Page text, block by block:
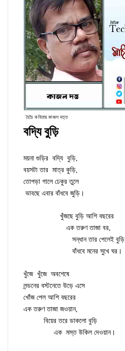
হৈচৈ কবিতায় কাজল দত্ত
বদ্যি বুড়ি
ময়না গুড়ির বদ্যি বুড়ি,
বয়সটা তার মাত্র কুড়ি,
তোপড়া গালে ঢেকুর তুলে
ভাবছে এবার বাঁধবে জুড়ি।
খুঁজছে বুড়ি আশি বছরের
এক তরুণ তাজা বর,
সন্ধান তার পেলেই বুড়ি
বাঁধবে মনের সুখে ঘর।
খুঁজে খুঁজে অবশেষে
লন্ডনের বস্টনেতে উড়ে এসে
খোঁজ পেল আশি বছরের
এক তরুণ তাজা জওয়ান,
বিয়ের তরে ডাকলো বুড়ি
এক মস্ত উকিল দেওয়ান।